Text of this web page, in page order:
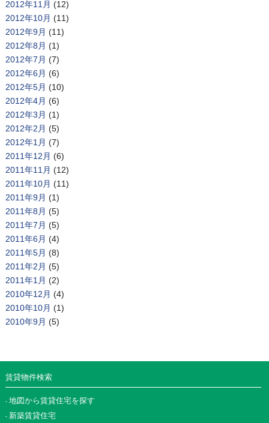
2012年11月 (12)
2012年10月 (11)
2012年9月 (11)
2012年8月 (1)
2012年7月 (7)
2012年6月 (6)
2012年5月 (10)
2012年4月 (6)
2012年3月 (1)
2012年2月 (5)
2012年1月 (7)
2011年12月 (6)
2011年11月 (12)
2011年10月 (11)
2011年9月 (1)
2011年8月 (5)
2011年7月 (5)
2011年6月 (4)
2011年5月 (8)
2011年2月 (5)
2011年1月 (2)
2010年12月 (4)
2010年10月 (1)
2010年9月 (5)
賃貸物件検索
地図から賃貸住宅を探す
新築賃貸住宅